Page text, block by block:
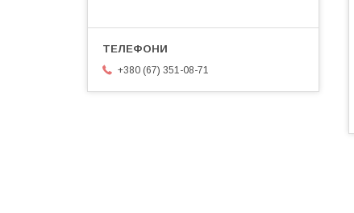
+380 (67) 351-08-71